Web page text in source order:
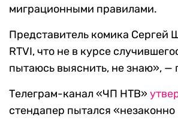
миграционными правилами.
Представитель комика Сергей
RTVI, что не в курсе
пытаюсь выяснить, не знаю», —
Телеграм-канал «ЧП НТВ»
стендапер пытался «незаконно